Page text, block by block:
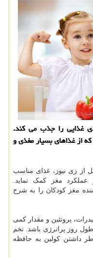
غذایی را جذب می کند.
از غذاهای بسیار مغذی و
از زی نیوز، غذای مناسب
عملکرد مغز کمک نماید.
مغز کودکان را به شرح
پروتئین و مقدار کمی
روز پرانرژی باشد. تخم
داشتن کولین به حافظه